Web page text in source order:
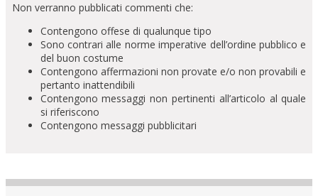
Non verranno pubblicati commenti che:
Contengono offese di qualunque tipo
Sono contrari alle norme imperative dell’ordine pubblico e
del buon costume
Contengono affermazioni non provate e/o non provabili e
pertanto inattendibili
Contengono messaggi non pertinenti all’articolo al quale
si riferiscono
Contengono messaggi pubblicitari